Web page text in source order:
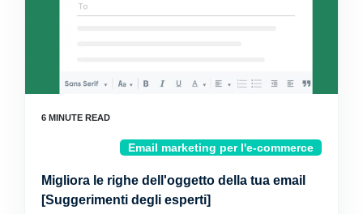
Email marketing per l'e-commerce
Migliora le righe dell'oggetto della tua email
[Suggerimenti degli esperti]